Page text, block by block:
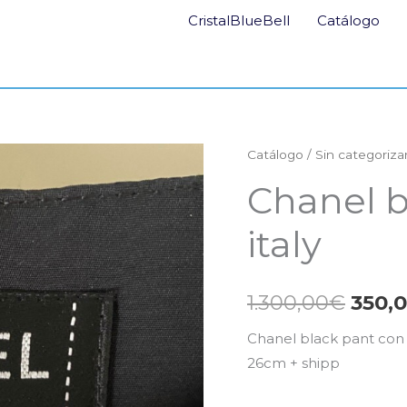
CristalBlueBell Catálogo
Catálogo / Sin
Chanel
italy
1.300,00€
El
Chanel black pant
26cm + shipp